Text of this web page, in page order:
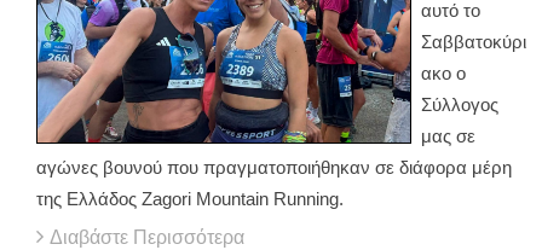
αυτό το
Σαββατοκύρι
ακο ο
Σύλλογος
μας σε
αγώνες βουνού που πραγματοποιήθηκαν σε διάφορα μέρη
της Ελλάδος Zagori Mountain Running.
Διαβάστε Περισσότερα